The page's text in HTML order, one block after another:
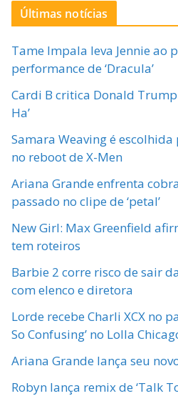
Últimas notícias
Tame Impala leva Jennie ao
performance de ‘Dracula’
Cardi B critica Donald Trump
Ha’
Samara Weaving é
no reboot de X-Men
Ariana Grande enfrenta
passado no clipe de ‘petal’
New Girl: Max Greenfield
tem roteiros
Barbie 2 corre risco de sair
com elenco e diretora
Lorde recebe Charli XCX no
So Confusing’ no Lolla
Ariana Grande lança seu
Robyn lança remix de ‘Talk